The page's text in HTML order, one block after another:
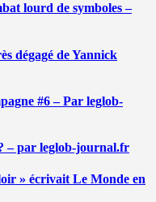
lourd de symboles –
dégagé de Yannick
#6 – Par leglob-
– par leglob-journal.fr
» écrivait Le Monde en